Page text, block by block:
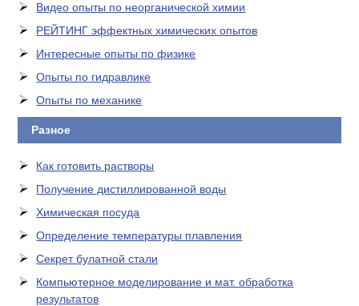
Видео опыты по неорганической химии
РЕЙТИНГ эффектных химических опытов
Интересные опыты по физике
Опыты по гидравлике
Опыты по механике
Разное
Как готовить растворы
Получение дистиллированной воды
Химическая посуда
Определение температуры плавления
Секрет булатной стали
Компьютерное моделирование и мат. обработка
результатов